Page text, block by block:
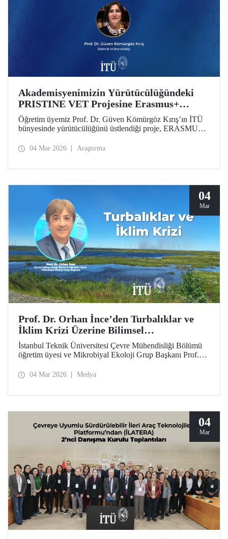
Akademisyenimizin Yürütücülüğündeki
PRISTINE VET Projesine Erasmus+
Desteği
Öğretim üyemiz Prof. Dr. Güven Kömürgöz Kırış’ın İTÜ
bünyesinde yürütücülüğünü üstlendiği proje, ERASMUS
“Batı Afrika’da Mesleki Eğitim ve Öğretim Yoluyla Doğal
04 Mar 2026 Araştırma
04
Mar
Prof. Dr. Orhan İnce’den Turbalıklar ve
İklim Krizi Üzerine Bilimsel
Değerlendirme
İstanbul Teknik Üniversitesi Çevre Mühendisliği Bölümü
öğretim üyesi ve Mikrobiyal Ekoloji Grup Başkanı Prof.
sürdürülebilirlik odaklı yayımlar yapan platformu “Yeşil
04 Mar 2026 Medya
04
Mar